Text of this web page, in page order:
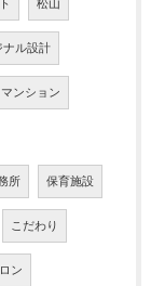
松山
ナル設計
マンション
所 保育施設
こだわり
ン